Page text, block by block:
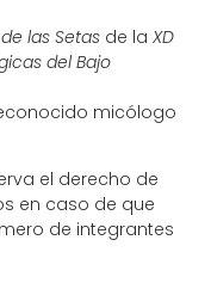
las Setasde la XD
del Bajo
micólogo
el derecho de
en caso de que
de integrantes